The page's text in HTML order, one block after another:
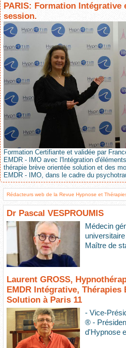
PARIS: Formation Intégrative
session.
Formation Certifiante et validée par
EMDR - IMO avec l'Intégration
thérapie brève orientée solution et des
EMDR - IMO, dans le cadre du
Rédacteurs web de la Revue Hypnose et
Dr Pascal VESPROUMIS
Médecin
Maître de
Laurent GROSS,
EMDR Intégrative, Thérapies
Solution à Paris 11
- Vice-
® -
d'Hypnose